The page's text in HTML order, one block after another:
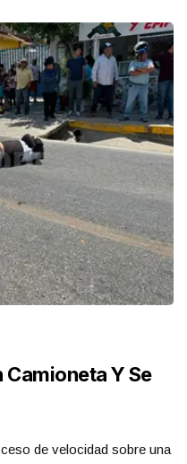
Y Se
de velocidad sobre una